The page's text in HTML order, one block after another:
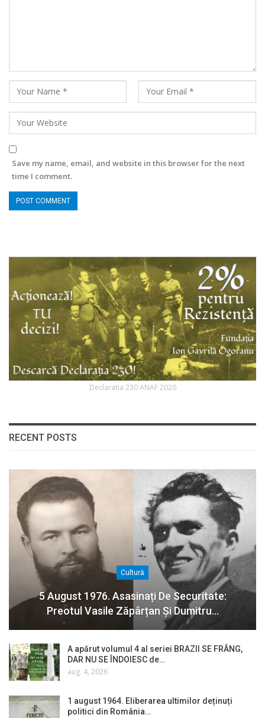
Save my name, email, and website in this browser for the next
time I comment.
Declaratia 230 ANAF 2020
RECENT POSTS
Cultură
5 August 1976. Asasinați De Securitate:
Preotul Vasile Zăpârțan Și Dumitru…
A apărut volumul 4 al seriei BRAZII SE FRÂNG,
DAR NU SE ÎNDOIESC de…
aug. 4, 2026
1 august 1964. Eliberarea ultimilor deținuți
politici din România…